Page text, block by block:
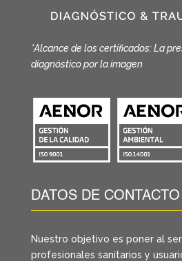
*Alcance de los certificados: La
diagnóstico por la imagen
DATOS DE CONTACTO
Nuestro objetivo es poner al
profesionales sanitarios y